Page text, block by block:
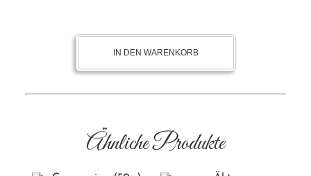
IN DEN WARENKORB
Ähnliche Produkte